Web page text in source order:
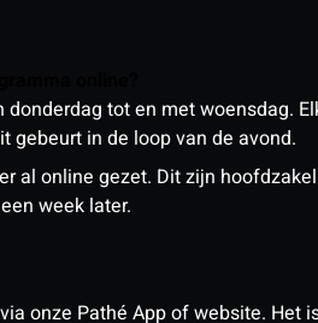
tot en met woensdag.
gebeurt in de loop van de avond.
al online gezet. Dit zijn
week later.
onze Pathé App of website.